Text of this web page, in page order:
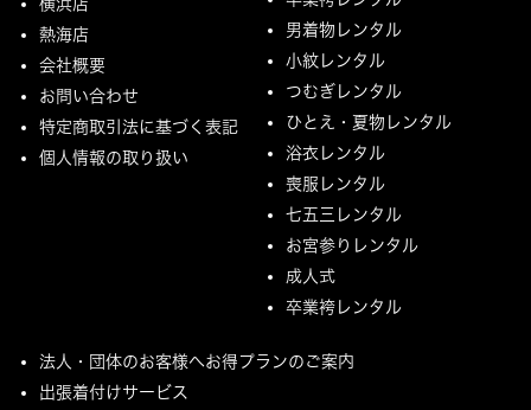
熱海店
会社概要
お問い合わせ
特定商取引法に基づく表記
個人情報の取り扱い
男着物レンタル
小紋レンタル
つむぎレンタル
ひとえ・夏物レンタル
浴衣レンタル
喪服レンタル
七五三レンタル
お宮参りレンタル
成人式
卒業袴レンタル
法人・団体のお客様へお得プランのご案内
出張着付けサービス